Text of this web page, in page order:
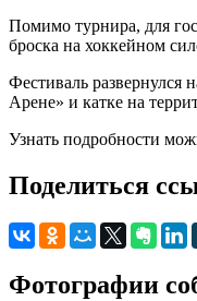
Помимо турнира, для
броска на хоккейном
Фестиваль развернулся
Арене» и катке на
Узнать подробности
Поделиться
Фотографии